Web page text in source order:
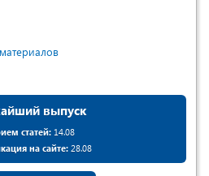
выпуск
статей: 14.08
на сайте:28.08